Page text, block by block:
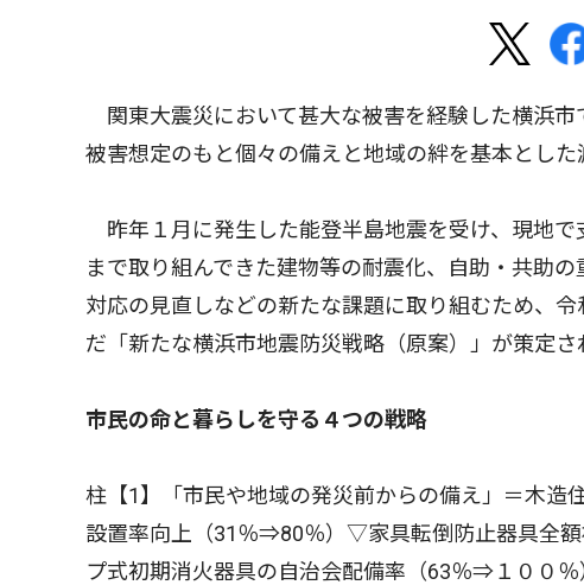
関東大震災において甚大な被害を経験した横浜市
被害想定のもと個々の備えと地域の絆を基本とし
昨年１月に発生した能登半島地震を受け、現地
まで取り組んできた建物等の耐震化、自助・共助
対応の見直しなどの新たな課題に取り組むため、
だ「新たな横浜市地震防災戦略（原案）」が策定さ
市民の命と暮らしを守る４つの戦略
柱【1】「市民や地域の発災前からの備え」＝木
設置率向上（31％⇒80％）▽家具転倒防止器具全
プ式初期消火器具の自治会配備率（63％⇒１００